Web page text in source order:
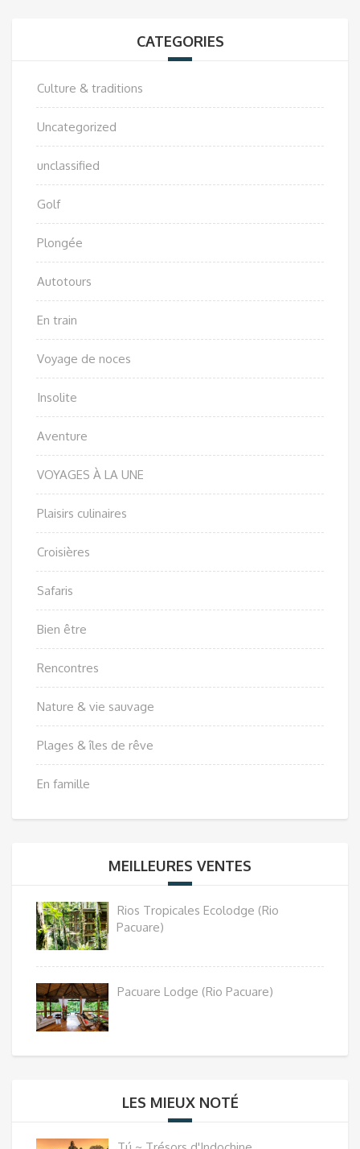
CATEGORIES
Culture & traditions
Uncategorized
unclassified
Golf
Plongée
Autotours
En train
Voyage de noces
Insolite
Aventure
VOYAGES À LA UNE
Plaisirs culinaires
Croisières
Safaris
Bien être
Rencontres
Nature & vie sauvage
Plages & îles de rêve
En famille
MEILLEURES VENTES
Rios Tropicales Ecolodge (Rio
Pacuare)
Pacuare Lodge (Rio Pacuare)
LES MIEUX NOTÉ